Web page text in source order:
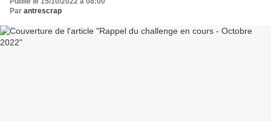
Par antrescrap